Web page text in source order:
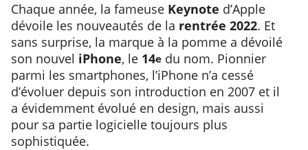
Chaque année, la fameuse Keynote d’Apple
dévoile les nouveautés de la rentrée 2022. Et
sans surprise, la marque à la pomme a dévoilé
son nouvel iPhone, le 14e du nom. Pionnier
parmi les smartphones, l’iPhone n’a cessé
d’évoluer depuis son introduction en 2007 et il
a évidemment évolué en design, mais aussi
pour sa partie logicielle toujours plus
sophistiquée.